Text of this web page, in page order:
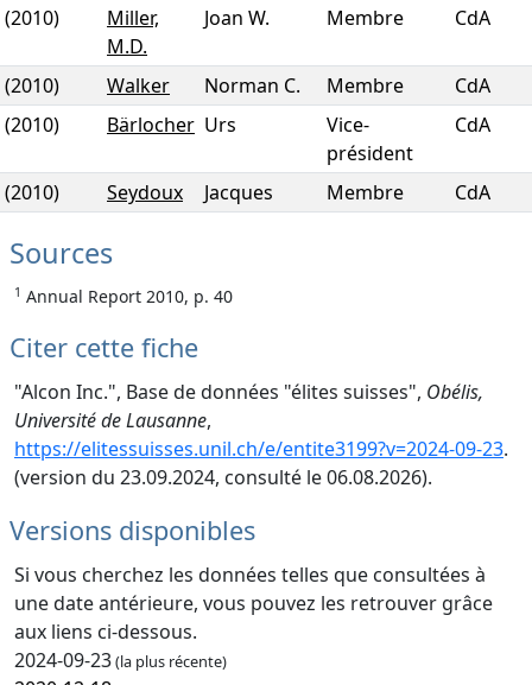
(2010)
Miller,
M.D.
Joan W. Membre CdA
(2010) Walker Norman C. Membre
CdA
(2010)
Bärlocher Urs
Vice-
président
CdA
(2010) Seydoux Jacques Membre CdA
Sources
1 Annual Report 2010, p. 40
Citer cette fiche
"Alcon Inc.", Base de données "élites suisses", Obélis,
Université de Lausanne,
https://elitessuisses.unil.ch/e/entite3199?v=2024-09-23.
(version du 23.09.2024, consulté le 06.08.2026).
Versions disponibles
Si vous cherchez les données telles que consultées à
une date antérieure, vous pouvez les retrouver grâce
aux liens ci-dessous.
2024-09-23(la plus récente)